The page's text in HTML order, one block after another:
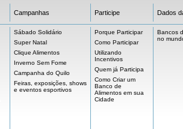
Campanhas Participe Dados
Sábado Solidário
Super Natal
Clique Alimentos
Inverno Sem Fome
Campanha do Quilo
Feiras, exposições, shows
e eventos esportivos
Porque Participar
Como Participar
Utilizando
Incentivos
Quem já Participa
Como Criar um
Banco de
Alimentos em sua
Cidade
Bancos
no